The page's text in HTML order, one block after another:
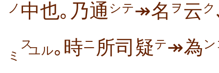
ノ 中也｡乃通 シテ↠名 ヲ 云ク
ミ
スユル｡時ニ 所司疑テ↠為